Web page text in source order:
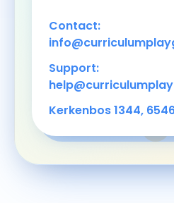
Contact:
Support:
Kerkenbos 1344,